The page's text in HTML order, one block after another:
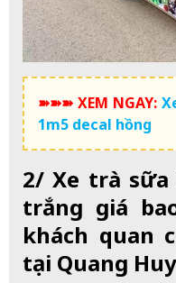
➽➽➽ XEM NGAY:
1m5 decal hồng
2/ Xe trà
trắng giá
khách quan
tại Quang Huy